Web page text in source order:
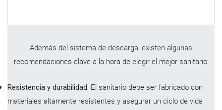
Además del sistema de descarga, existen algunas
recomendaciones clave a la hora de elegir el mejor sanitario:
Resistencia y durabilidad: El sanitario debe ser fabricado con
materiales altamente resistentes y asegurar un ciclo de vida